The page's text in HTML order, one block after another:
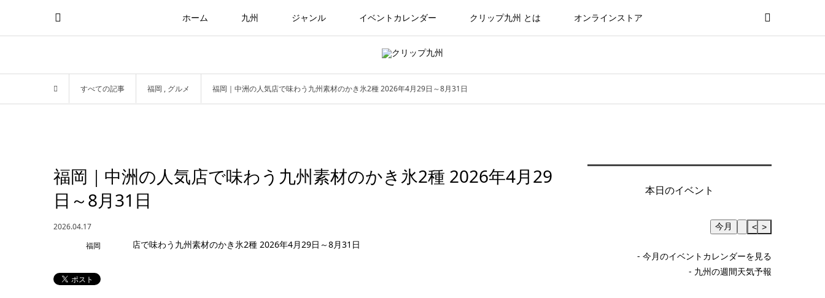
ホーム 九州 ジャンル イベントカレンダー クリップ九州 とは オンラインストア
すべての記事 福岡 , グルメ 福岡｜中洲の人気店で味わう九州素材のかき氷2種 2026年4月29日～8月31日
福岡｜中洲の人気店で味わう九州素材のかき氷2種 2026年4月29
日～8月31日
2026.04.17
福岡
本日のイベント
今月 < >
- 今月のイベントカレンダーを見る
- 九州の週間天気予報